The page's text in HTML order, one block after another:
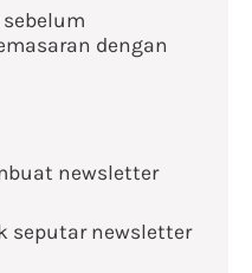
dengan
newsletter
seputar newsletter